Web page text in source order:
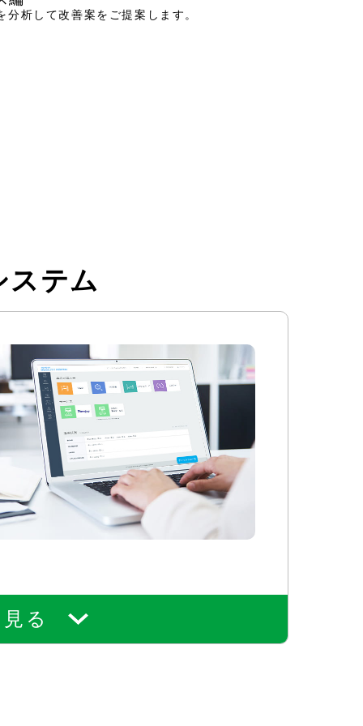
析して改善案をご提案します。
ステム